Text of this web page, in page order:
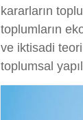
kararların
toplumların
ve iktisadi
toplumsal